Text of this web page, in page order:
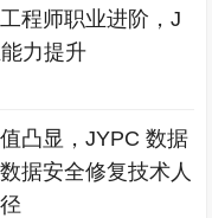
程师职业进阶，J
力提升
凸显，JYPC 数据
据安全修复技术人